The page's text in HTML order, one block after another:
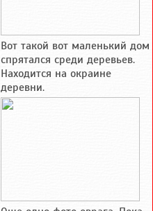
Вот такой вот маленький дом
спрятался среди деревьев.
Находится на окраине
деревни.